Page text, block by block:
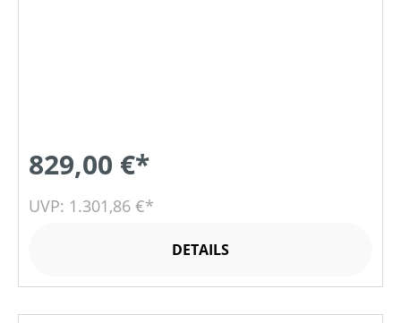
829,00 €*
UVP: 1.301,86 €*
DETAILS